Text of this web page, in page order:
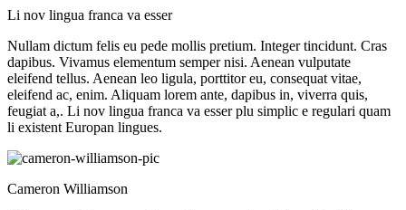
Li nov lingua franca va esser
Nullam dictum felis eu pede mollis pretium. Integer tincidunt. Cras
dapibus. Vivamus elementum semper nisi. Aenean vulputate
eleifend tellus. Aenean leo ligula, porttitor eu, consequat vitae,
eleifend ac, enim. Aliquam lorem ante, dapibus in, viverra quis,
feugiat a,. Li nov lingua franca va esser plu simplic e regulari quam
li existent Europan lingues.
Cameron Williamson